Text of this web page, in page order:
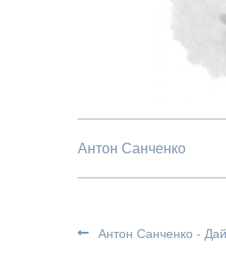
Антон Санченко
Антон Санченко -